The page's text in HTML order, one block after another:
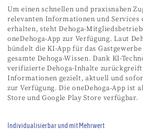
Um einen schnellen und praxisnahen
relevanten Informationen und Services
erhalten, steht Dehoga-
oneDehoga-App zur Verfügung. Laut
bündelt die KI-App für das
gesamte Dehoga-Wissen. Dank KI-
verifizierte Dehoga-Inhalte
Informationen gezielt, aktuell und
zur Verfügung. Die oneDehoga-App ist
Store und Google Play Store verfügbar.
Individualisierbar und mit Mehrwert